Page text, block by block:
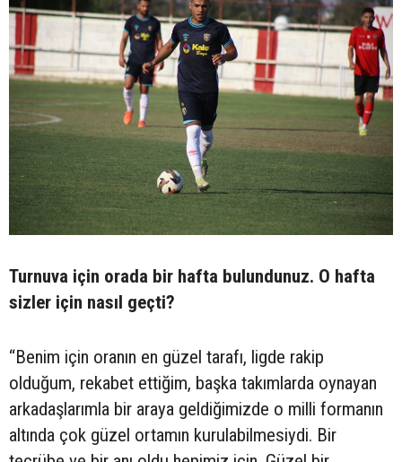
Turnuva için orada bir hafta bulundunuz. O hafta
sizler için nasıl geçti?
“Benim için oranın en güzel tarafı, ligde rakip
olduğum, rekabet ettiğim, başka takımlarda oynayan
arkadaşlarımla bir araya geldiğimizde o milli formanın
altında çok güzel ortamın kurulabilmesiydi. Bir